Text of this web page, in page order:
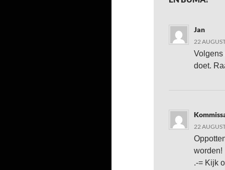
Jan
22
Volgens
doet.
22
worden!
.-= Kijk